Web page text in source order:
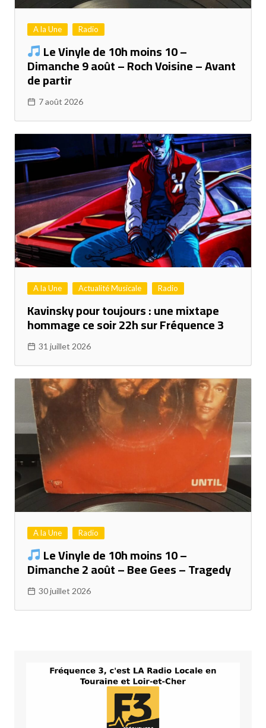
A la Une Radio
Le Vinyle de 10h moins 10 –
Dimanche 9 août – Roch Voisine – Avant
de partir
7 août 2026
A la Une Actualité Musicale Radio
Kavinsky pour toujours : une mixtape
hommage ce soir 22h sur Fréquence 3
31 juillet 2026
A la Une Radio
Le Vinyle de 10h moins 10 –
Dimanche 2 août – Bee Gees – Tragedy
30 juillet 2026